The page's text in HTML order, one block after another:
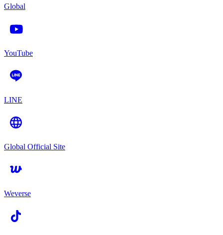
Global
YouTube
LINE
Global Official Site
Weverse